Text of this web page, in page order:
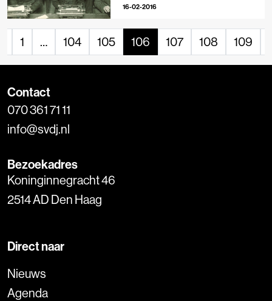
16-02-2016
1 … 104 105 106 107 108 109
Contact
070 361 71 11
info@svdj.nl
Bezoekadres
Koninginnegracht 46
2514 AD Den Haag
Direct naar
Nieuws
Agenda